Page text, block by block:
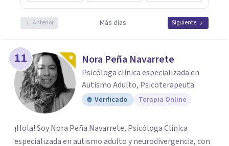
Anterior Más días Siguiente
11 Nora Peña Navarrete
Psicóloga clínica especializada en
Autismo Adulto, Psicoterapeuta.
Verificado Terapia Online
¡Hola! Soy Nora Peña Navarrete, Psicóloga Clínica
especializada en autismo adulto y neurodivergencia, con